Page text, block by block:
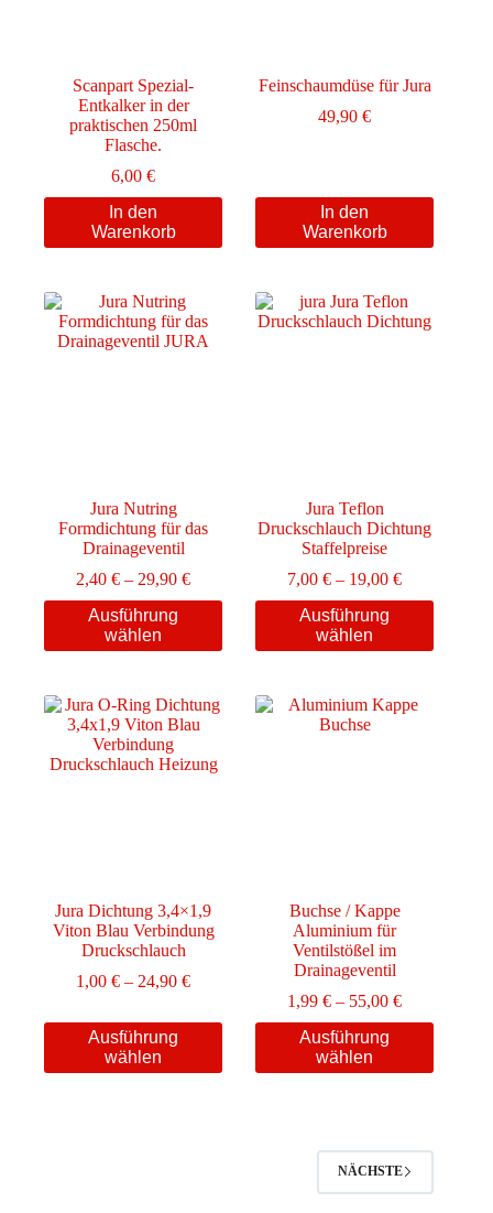
Scanpart Spezial-
Entkalker in der
praktischen 250ml
Flasche.
6,00€
In den
Warenkorb
Feinschaumdüse für Jura
49,90€
In den
Warenkorb
Jura Nutring
Formdichtung für das
Drainageventil
2,40€ – 29,90€Preisspanne:
2,40 €
Ausführung
wählen
Dieses
Produkt
weist
auf.
Die
Optionen
können
Jura Teflon
Druckschlauch Dichtung
Staffelpreise
7,00€ – 19,00€Preisspanne:
7,00 €
Ausführung
wählen
Dieses
Produkt
weist
auf.
Die
Jura Dichtung 3,4×1,9
Viton Blau Verbindung
Druckschlauch
1,00€ – 24,90€Preisspanne:
bis
Ausführung
wählen
Dieses
Produkt
weist
Buchse / Kappe
Aluminium für
Ventilstößel im
Drainageventil
1,99€ – 55,00€Preisspanne:
1,99 €
Ausführung
wählen
Dieses
Produkt
weist
Die
Optionen
können
NÄCHSTE